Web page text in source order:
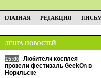
ГЛАВНАЯ РЕДАКЦИЯ
ЛЕНТА НОВОСТЕЙ
15:00
Любители косплея
провели фестиваль GeekOn в
Норильске